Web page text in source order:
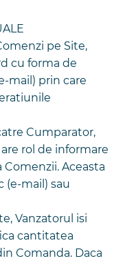
pe Site,
cu forma de
mail) prin care
Cumparator,
rol de informare
Aceasta
(e-mail) sau
Vanzatorul isi
cantitatea
Comanda. Daca